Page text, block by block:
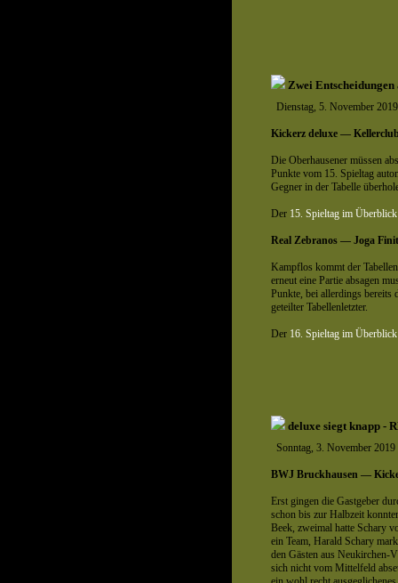
Zwei Entscheidungen
Dienstag, 5. November 2019
Kickerz deluxe —
Die Oberhausener müssen
Punkte vom 15. Spieltag
Gegner in der Tabelle
Der 15. Spieltag im Überblick
Real Zebranos — Joga
Kampflos kommt der
erneut eine Partie absagen
Punkte, bei allerdings bereits
geteilter Tabellenletzter.
Der 16. Spieltag im Überblick
deluxe siegt knapp -
Sonntag, 3. November 2019
BWJ Bruckhausen —
Erst gingen die Gastgeber
schon bis zur Halbzeit
Beek, zweimal hatte Schary
ein Team, Harald Schary
den Gästen aus Neukirchen-
sich nicht vom Mittelfeld